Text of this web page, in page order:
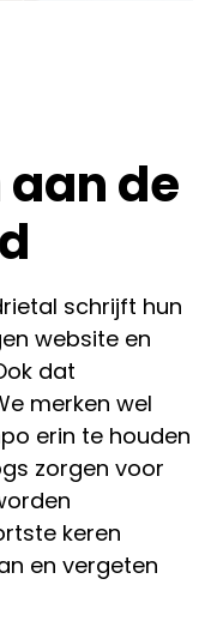
de
schrijft hun
website en
dat
merken wel
erin te houden
zorgen voor
keren
en vergeten